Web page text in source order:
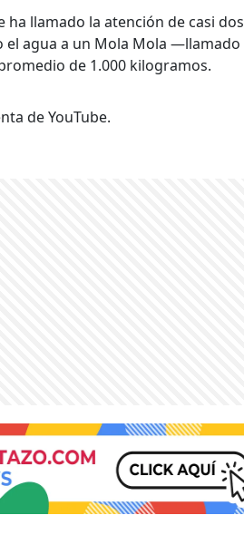
ha llamado la atención de casi dos
el agua a un Mola Mola —llamado
de 1.000 kilogramos.
de YouTube.